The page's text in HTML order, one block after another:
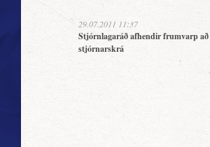
29.07.2011 11:37
Stjórnlagaráð afhendir frumvarp
stjórnarskrá